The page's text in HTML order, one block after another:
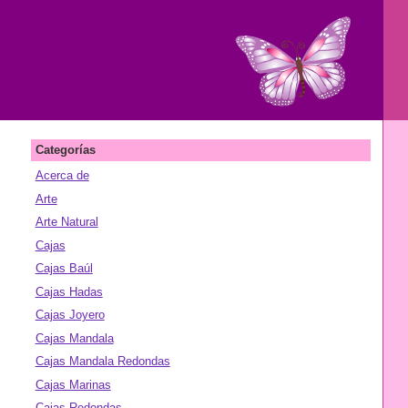
Categorías
Acerca de
Arte
Arte Natural
Cajas
Cajas Baúl
Cajas Hadas
Cajas Joyero
Cajas Mandala
Cajas Mandala Redondas
Cajas Marinas